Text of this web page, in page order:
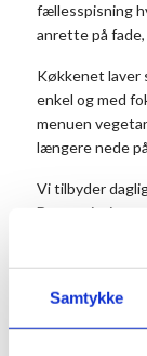
Samtykke
fællesspisning
anrette på
Køkkenet laver
enkel og med
menuen
længere nede
Vi tilbyder
Det er vigtigt,
dessert.
med 3 år